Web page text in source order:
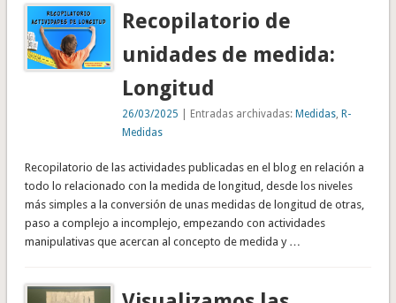
Recopilatorio de
unidades de medida:
Longitud
26/03/2025 | Entradas archivadas:Medidas ,R-
Medidas
Recopilatorio de las actividades publicadas en el blog en relación a
todo lo relacionado con la medida de longitud, desde los niveles
más simples a la conversión de unas medidas de longitud de otras,
paso a complejo a incomplejo, empezando con actividades
manipulativas que acercan al concepto de medida y …